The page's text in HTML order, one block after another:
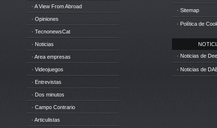
· A View From Abroad
· Opiniones
· TecnonewsCat
· Noticias
· Area empresas
· Videojuegos
· Entrevistas
· Dos minutos
· Campo Contrario
· Articulistas
· Sitemap
· Política de
· Noticias de
· Noticias de